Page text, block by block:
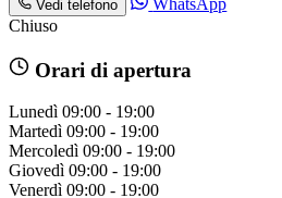
Vedi telefono
WhatsApp
Chiuso
Orari di apertura
Lunedì 09:00 - 19:00
Martedì 09:00 - 19:00
Mercoledì 09:00 - 19:00
Giovedì 09:00 - 19:00
Venerdì 09:00 - 19:00